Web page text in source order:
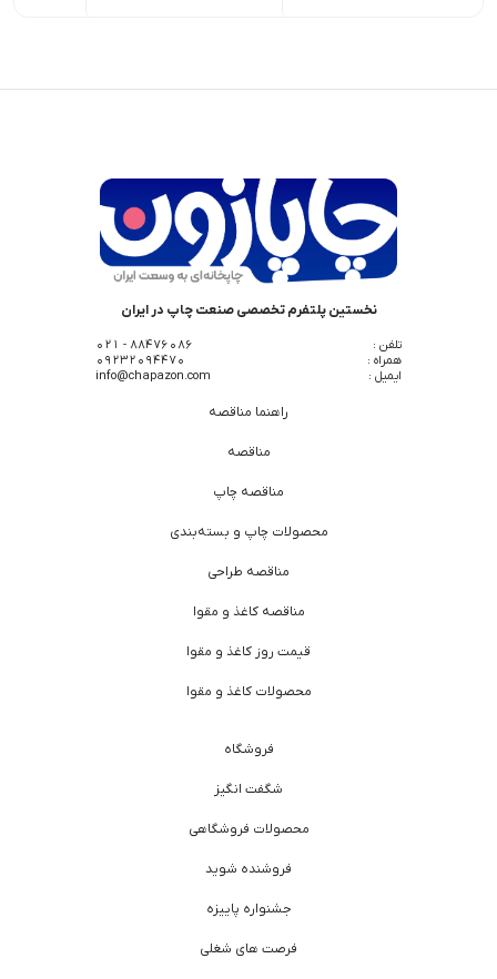
نخستین پلتفرم تخصصی صنعت چاپ در ایران
تلفن :
88476086 - 021
همراه :
09232094470
ایمیل :
info@chapazon.com
راهنما مناقصه
مناقصه
مناقصه چاپ
محصولات چاپ و بسته‌بندی
مناقصه طراحی
مناقصه کاغذ و مقوا
قیمت روز کاغذ و مقوا
محصولات کاغذ و مقوا
فروشگاه
شگفت انگیز
محصولات فروشگاهی
فروشنده شوید
جشنواره پاییزه
فرصت های شغلی